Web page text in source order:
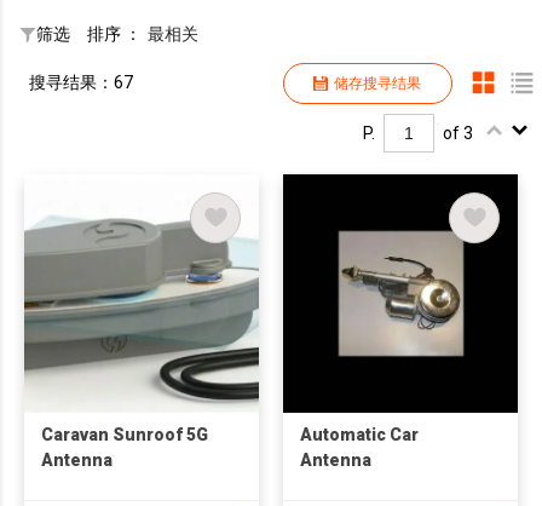
筛选 排序 ： 最相关
储存搜寻结果
搜寻结果：67
P. of 3
Caravan Sunroof 5G
Antenna
Automatic Car
Antenna